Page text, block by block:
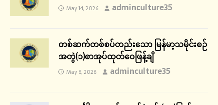
May 14, 2026 adminculture35
တစ်ဆက်တစ်စပ်တည်းသော မြန်မာ့သမိုင်းစဉ်
အတွဲ(၁)စာအုပ်ထုတ်ဝေဖြန့်ချိ
May 6, 2026 adminculture35